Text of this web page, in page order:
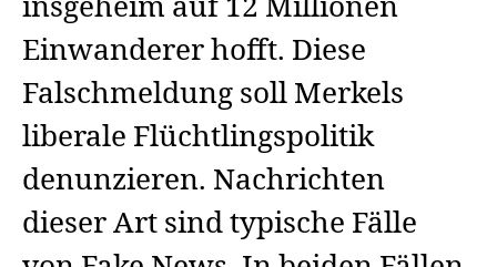
insgeheim auf 12 Millionen
Einwanderer hofft. Diese
Falschmeldung soll Merkels
liberale Flüchtlingspolitik
denunzieren. Nachrichten
dieser Art sind typische Fälle